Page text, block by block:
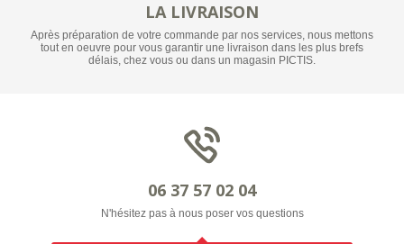
LA LIVRAISON
Après préparation de votre commande par nos services, nous mettons
tout en oeuvre pour vous garantir une livraison dans les plus brefs
délais, chez vous ou dans un magasin PICTIS.
06 37 57 02 04
N'hésitez pas à nous poser vos questions